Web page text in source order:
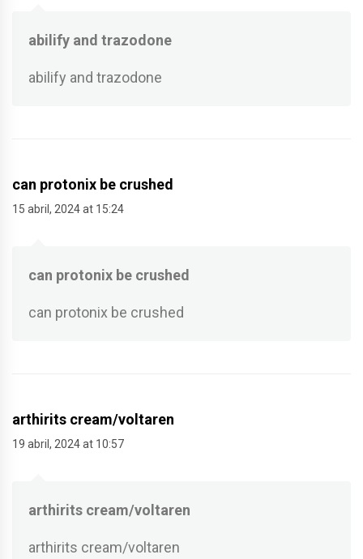
abilify and trazodone
abilify and trazodone
can protonix be crushed
15 abril, 2024 at 15:24
can protonix be crushed
can protonix be crushed
arthirits cream/voltaren
19 abril, 2024 at 10:57
arthirits cream/voltaren
arthirits cream/voltaren